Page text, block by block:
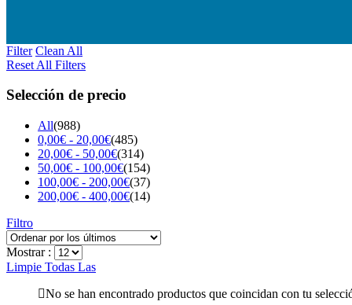
Filter Clean All
Reset All Filters
Selección de precio
All(988)
0,00€ - 20,00€(485)
20,00€ - 50,00€(314)
50,00€ - 100,00€(154)
100,00€ - 200,00€(37)
200,00€ - 400,00€(14)
Filtro
Mostrar :
Limpie Todas Las
No se han encontrado productos que coincidan con tu